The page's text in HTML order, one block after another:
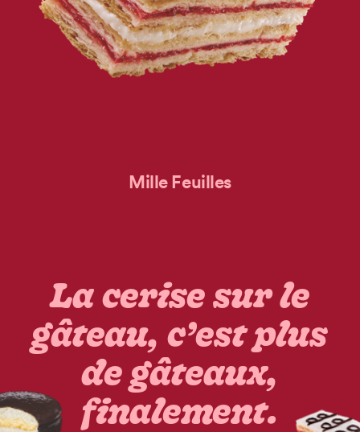
Mille Feuilles
La cerise sur le
gâteau, c’est plus
de gâteaux,
finalement.